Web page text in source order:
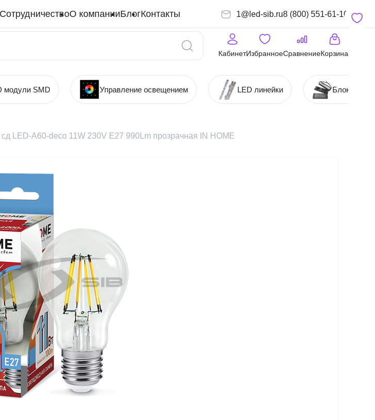
СотрудничествоО компанииБлогКонтакты 1@led-sib.ru8 (800) 551-61-10
КабинетИзбранноеСравнениеКорзина
модули SMD Управление освещением LED линейки Блоки
LED-A60-deco 11W 230V Е27 990Lm прозрачная IN HOME